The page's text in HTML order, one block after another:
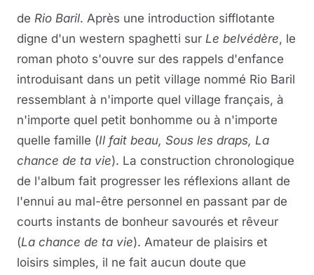
de Rio Baril. Après une introduction sifflotante
digne d'un western spaghetti sur Le belvédère, le
roman photo s'ouvre sur des rappels d'enfance
introduisant dans un petit village nommé Rio Baril
ressemblant à n'importe quel village français, à
n'importe quel petit bonhomme ou à n'importe
quelle famille (Il fait beau, Sous les draps, La
chance de ta vie). La construction chronologique
de l'album fait progresser les réflexions allant de
l'ennui au mal-être personnel en passant par de
courts instants de bonheur savourés et rêveur
(La chance de ta vie). Amateur de plaisirs et
loisirs simples, il ne fait aucun doute que